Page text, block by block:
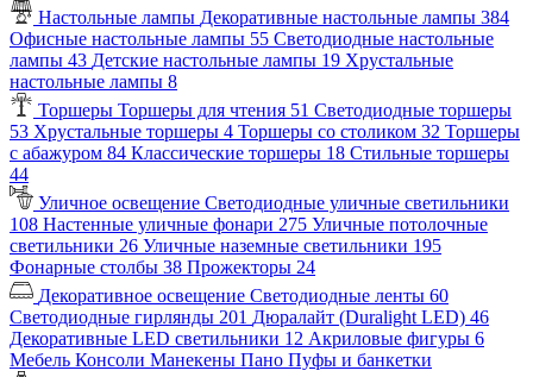
Настольные лампы Декоративные настольные лампы 384
Офисные настольные лампы 55 Светодиодные настольные
лампы 43 Детские настольные лампы 19 Хрустальные
настольные лампы 8
Торшеры Торшеры для чтения 51 Светодиодные торшеры
53 Хрустальные торшеры 4 Торшеры со столиком 32 Торшеры
с абажуром 84 Классические торшеры 18 Стильные торшеры
44
Уличное освещение Светодиодные уличные светильники
108 Настенные уличные фонари 275 Уличные потолочные
светильники 26 Уличные наземные светильники 195
Фонарные столбы 38 Прожекторы 24
Декоративное освещение Светодиодные ленты 60
Светодиодные гирлянды 201 Дюралайт (Duralight LED) 46
Декоративные LED светильники 12 Акриловые фигуры 6
Мебель Консоли Манекены Пано Пуфы и банкетки